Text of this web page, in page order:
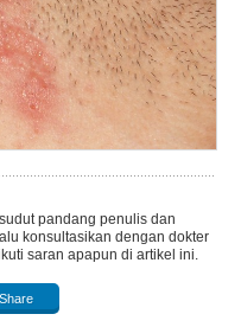
pandang penulis dan
konsultasikan dengan dokter
saran apapun di artikel ini.
Share